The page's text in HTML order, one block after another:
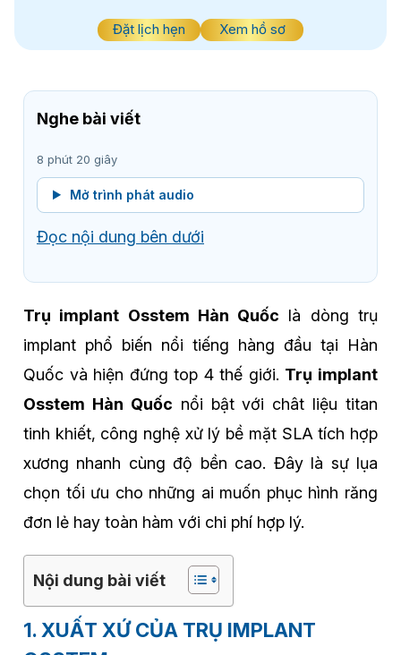
Đặt lịch hẹn Xem hồ sơ
Nghe bài viết
8 phút 20 giây
Mở trình phát audio
Đọc nội dung bên dưới
Trụ implant Osstem Hàn Quốc là dòng trụ
implant phổ biến nổi tiếng hàng đầu tại Hàn
Quốc và hiện đứng top 4 thế giới. Trụ implant
Osstem Hàn Quốc nổi bật với chât liệu titan
tinh khiết, công nghệ xử lý bề mặt SLA tích hợp
xương nhanh cùng độ bền cao. Đây là sự lụa
chọn tối ưu cho những ai muốn phục hình răng
đơn lẻ hay toàn hàm với chi phí hợp lý.
Nội dung bài viết
1. XUẤT XỨ CỦA TRỤ IMPLANT